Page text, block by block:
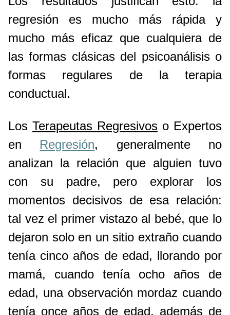
regresión es mucho más rápida y
mucho más eficaz que cualquiera de
las formas clásicas del psicoanálisis o
formas regulares de la terapia
conductual.
Los Terapeutas Regresivos o Expertos
en Regresión, generalmente no
analizan la relación que alguien tuvo
con su padre, pero explorar los
momentos decisivos de esa relación:
tal vez el primer vistazo al bebé, que lo
dejaron solo en un sitio extraño cuando
tenía cinco años de edad, llorando por
mamá, cuando tenía ocho años de
edad, una observación mordaz cuando
tenía once años de edad, además de